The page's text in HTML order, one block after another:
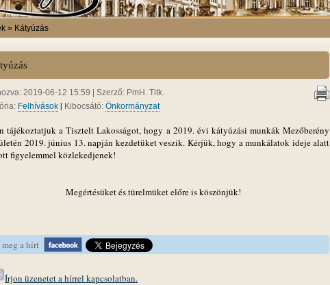
» Kátyúzás
2019-06-12 15:59 | Szerző: PmH. Titk.
Felhívások | Kibocsátó: Önkormányzat
tájékoztatjuk a Tisztelt Lakosságot, hogy a 2019. évi kátyúzási munkák Mezőberény
2019. június 13. napján kezdetüket veszik. Kérjük, hogy a munkálatok ideje alatt
figyelemmel közlekedjenek!
Megértésüket és türelmüket előre is köszönjük!
meg a hírt
Írjon üzenetet a hírrel kapcsolatban.